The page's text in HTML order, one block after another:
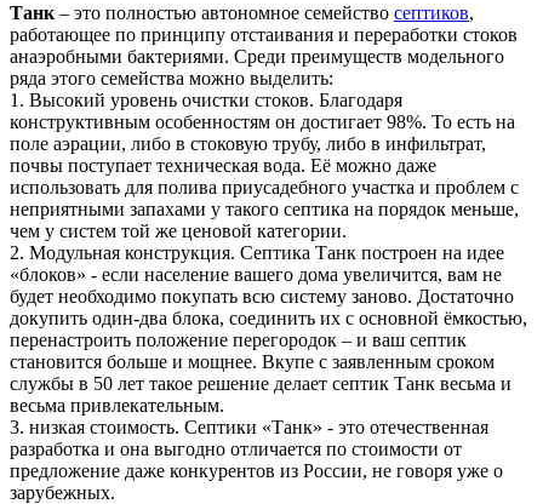
Танк – это полностью автономное семейство септиков,
работающее по принципу отстаивания и переработки стоков
анаэробными бактериями. Среди преимуществ модельного
ряда этого семейства можно выделить:
1. Высокий уровень очистки стоков. Благодаря
конструктивным особенностям он достигает 98%. То есть на
поле аэрации, либо в стоковую трубу, либо в инфильтрат,
почвы поступает техническая вода. Её можно даже
использовать для полива приусадебного участка и проблем с
неприятными запахами у такого септика на порядок меньше,
чем у систем той же ценовой категории.
2. Модульная конструкция. Септика Танк построен на идее
«блоков» - если население вашего дома увеличится, вам не
будет необходимо покупать всю систему заново. Достаточно
докупить один-два блока, соединить их с основной ёмкостью,
перенастроить положение перегородок – и ваш септик
становится больше и мощнее. Вкупе с заявленным сроком
службы в 50 лет такое решение делает септик Танк весьма и
весьма привлекательным.
3. низкая стоимость. Септики «Танк» - это отечественная
разработка и она выгодно отличается по стоимости от
предложение даже конкурентов из России, не говоря уже о
зарубежных.